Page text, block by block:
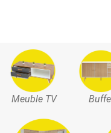
Meuble TV